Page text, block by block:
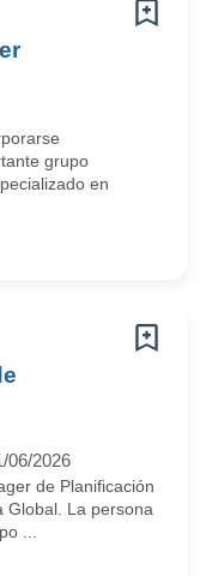
grupo
en
06/2026
de Planificación
Global. La persona
...